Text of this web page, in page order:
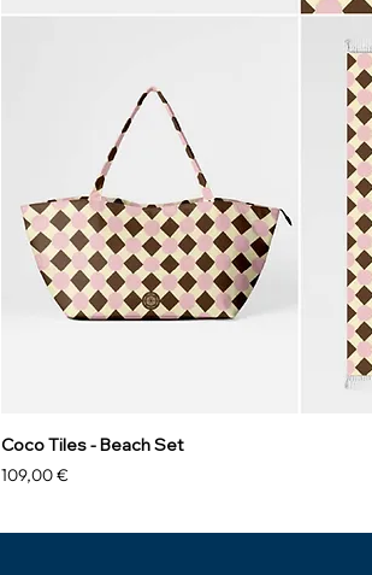
Coco Tiles - Beach Set
Precio
109,00 €